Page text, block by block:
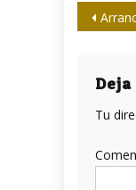
Arrancó el
Tu